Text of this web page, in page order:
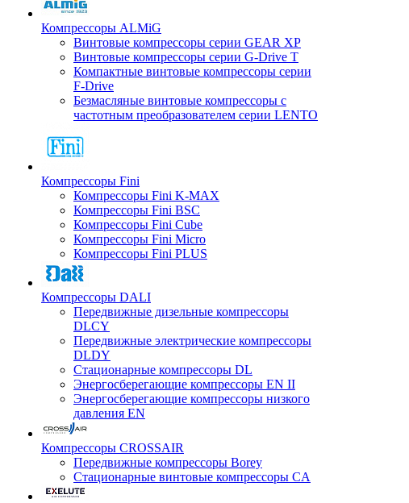
Компрессоры ALMiG
Винтовые компрессоры серии GEAR XP
Винтовые компрессоры серии G-Drive T
Компактные винтовые компрессоры серии
F-Drive
Безмасляные винтовые компрессоры с
частотным преобразователем серии LENTO
Компрессоры Fini
Компрессоры Fini K-MAX
Компрессоры Fini BSC
Компрессоры Fini Cube
Компрессоры Fini Micro
Компрессоры Fini PLUS
Компрессоры DALI
Передвижные дизельные компрессоры
DLCY
Передвижные электрические компрессоры
DLDY
Стационарные компрессоры DL
Энергосберегающие компрессоры EN II
Энергосберегающие компрессоры низкого
давления EN
Компрессоры CROSSAIR
Передвижные компрессоры Borey
Стационарные винтовые компрессоры CA